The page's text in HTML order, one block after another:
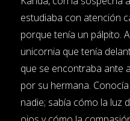
estudiaba con atención
porque tenía un pálpito.
unicornia que tenía
que se encontraba ante
por su hermana.
nadie; sabía cómo la luz